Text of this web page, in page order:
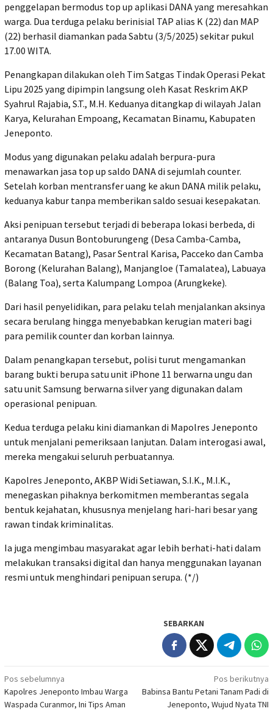
penggelapan bermodus top up aplikasi DANA yang meresahkan
warga. Dua terduga pelaku berinisial TAP alias K (22) dan MAP
(22) berhasil diamankan pada Sabtu (3/5/2025) sekitar pukul
17.00 WITA.
Penangkapan dilakukan oleh Tim Satgas Tindak Operasi Pekat
Lipu 2025 yang dipimpin langsung oleh Kasat Reskrim AKP
Syahrul Rajabia, S.T., M.H. Keduanya ditangkap di wilayah Jalan
Karya, Kelurahan Empoang, Kecamatan Binamu, Kabupaten
Jeneponto.
Modus yang digunakan pelaku adalah berpura-pura
menawarkan jasa top up saldo DANA di sejumlah counter.
Setelah korban mentransfer uang ke akun DANA milik pelaku,
keduanya kabur tanpa memberikan saldo sesuai kesepakatan.
Aksi penipuan tersebut terjadi di beberapa lokasi berbeda, di
antaranya Dusun Bontoburungeng (Desa Camba-Camba,
Kecamatan Batang), Pasar Sentral Karisa, Pacceko dan Camba
Borong (Kelurahan Balang), Manjangloe (Tamalatea), Labuaya
(Balang Toa), serta Kalumpang Lompoa (Arungkeke).
Dari hasil penyelidikan, para pelaku telah menjalankan aksinya
secara berulang hingga menyebabkan kerugian materi bagi
para pemilik counter dan korban lainnya.
Dalam penangkapan tersebut, polisi turut mengamankan
barang bukti berupa satu unit iPhone 11 berwarna ungu dan
satu unit Samsung berwarna silver yang digunakan dalam
operasional penipuan.
Kedua terduga pelaku kini diamankan di Mapolres Jeneponto
untuk menjalani pemeriksaan lanjutan. Dalam interogasi awal,
mereka mengakui seluruh perbuatannya.
Kapolres Jeneponto, AKBP Widi Setiawan, S.I.K., M.I.K.,
menegaskan pihaknya berkomitmen memberantas segala
bentuk kejahatan, khususnya menjelang hari-hari besar yang
rawan tindak kriminalitas.
Ia juga mengimbau masyarakat agar lebih berhati-hati dalam
melakukan transaksi digital dan hanya menggunakan layanan
resmi untuk menghindari penipuan serupa. (*/)
SEBARKAN
Navigasi
pos
Pos sebelumnya
Kapolres Jeneponto Imbau Warga
Waspada Curanmor, Ini Tips Aman
Pos berikutnya
Babinsa Bantu Petani Tanam Padi di
Jeneponto, Wujud Nyata TNI